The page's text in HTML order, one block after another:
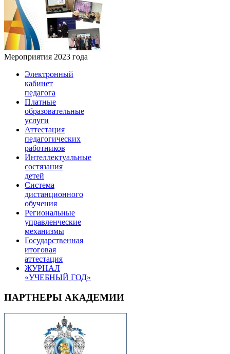
Мероприятия 2023 года
Электронный
кабинет
педагога
Платные
образовательные
услуги
Аттестация
педагогических
работников
Интеллектуальные
состязания
детей
Система
дистанционного
обучения
Региональные
управленческие
механизмы
Государственная
итоговая
аттестация
ЖУРНАЛ
«УЧЕБНЫЙ ГОД»
ПАРТНЕРЫ АКАДЕМИИ